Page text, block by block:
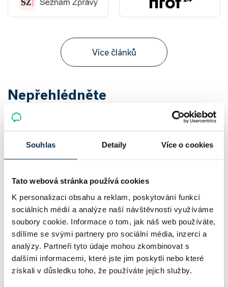
Souhlas Detaily Více o cookies
Tato webová stránka používá cookies
K personalizaci obsahu a reklam, poskytování funkcí
sociálních médií a analýze naší návštěvnosti využíváme
soubory cookie. Informace o tom, jak náš web používáte,
sdílíme se svými partnery pro sociální média, inzerci a
analýzy. Partneři tyto údaje mohou zkombinovat s
dalšími informacemi, které jste jim poskytli nebo které
získali v důsledku toho, že používáte jejich služby.
Více článků
Nepřehlédněte
Chaty a chalupy v ČR zdražují, nabídka
klesá a trh zrychluje